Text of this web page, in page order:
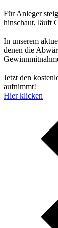
Für Anleger
hinschaut, läuft
In unserem
denen die
Jetzt den
aufnimmt!
Hier klicken